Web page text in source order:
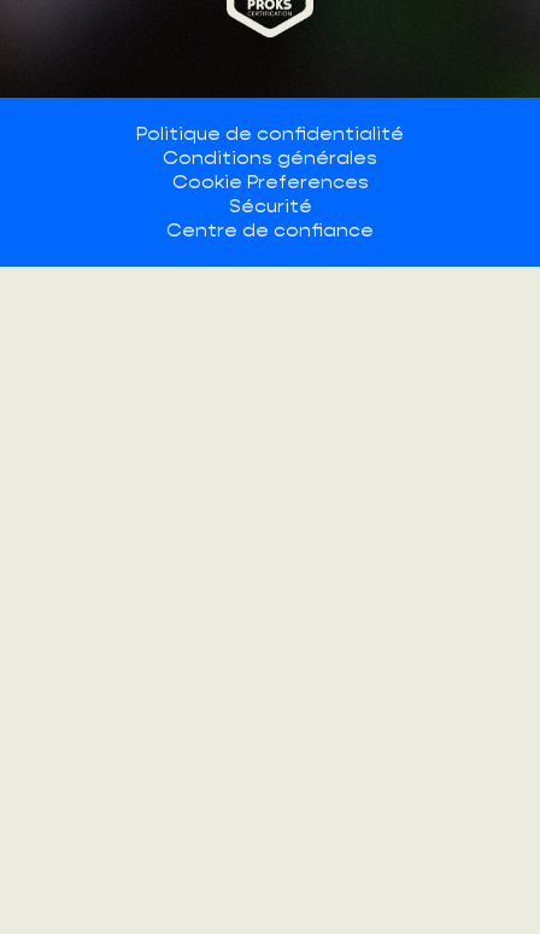
Politique de confidentialité
Conditions générales
Cookie Preferences
Sécurité
Centre de confiance